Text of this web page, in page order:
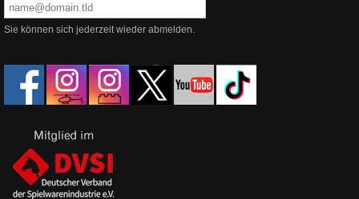
Sie können sich jederzeit wieder abmelden.